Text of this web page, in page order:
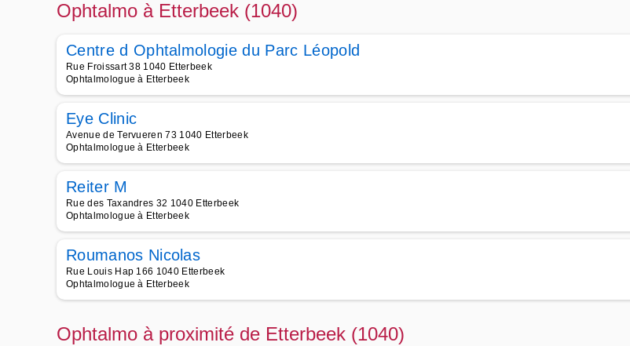
Ophtalmo à Etterbeek (1040)
Centre d Ophtalmologie du Parc Léopold
Rue Froissart 38 1040 Etterbeek
Ophtalmologue à Etterbeek
Eye Clinic
Avenue de Tervueren 73 1040 Etterbeek
Ophtalmologue à Etterbeek
Reiter M
Rue des Taxandres 32 1040 Etterbeek
Ophtalmologue à Etterbeek
Roumanos Nicolas
Rue Louis Hap 166 1040 Etterbeek
Ophtalmologue à Etterbeek
Ophtalmo à proximité de Etterbeek (1040)